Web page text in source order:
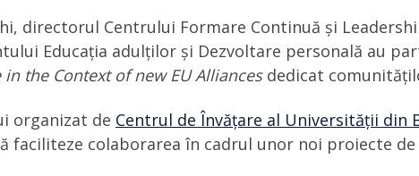
directorul Centrului Formare Continuă și
Educația adulților și Dezvoltare personală au
the Context of new EU Alliancesdedicat
organizat de Centrul de Învățare al Universității din
faciliteze colaborarea în cadrul unor noi proiecte